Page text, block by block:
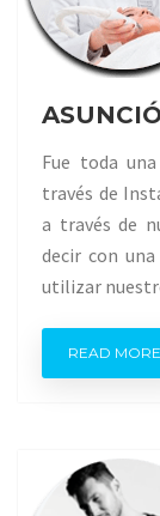
Fue toda
través de
a través de
decir con
utilizar
READ MORE